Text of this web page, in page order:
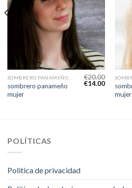
sombrero panameño
mujer
€20.00
€14.00
mujer
POLÍTICAS
Politica de privacidad